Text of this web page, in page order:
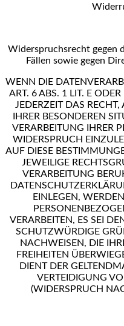
Widerspruchsrecht gegen
Fällen sowie gegen
WENN DIE
ART. 6 ABS. 1 LIT. E
JEDERZEIT DAS
IHRER BESONDEREN
VERARBEITUNG IHRER
WIDERSPRUCH
AUF DIESE
JEWEILIGE
VERARBEITUNG
EINLEGEN,
VERARBEITEN, ES SEI
SCHUTZWÜRDIGE
NACHWEISEN, DIE
FREIHEITEN
DIENT DER
VERTEIDIGUNG
(WIDERSPRUCH